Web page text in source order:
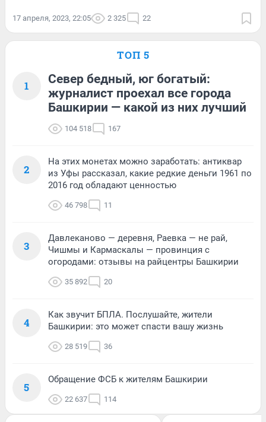
17 апреля, 2023, 22:05 2 325 22
ТОП 5
1
Север бедный, юг богатый:
журналист проехал все города
Башкирии — какой из них лучший
104 518 167
2
На этих монетах можно заработать: антиквар
из Уфы рассказал, какие редкие деньги 1961 по
2016 год обладают ценностью
46 798 11
3
Давлеканово — деревня, Раевка — не рай,
Чишмы и Кармаскалы — провинция с
огородами: отзывы на райцентры Башкирии
35 892 20
4
Как звучит БПЛА. Послушайте, жители
Башкирии: это может спасти вашу жизнь
28 519 36
5
Обращение ФСБ к жителям Башкирии
22 637 114